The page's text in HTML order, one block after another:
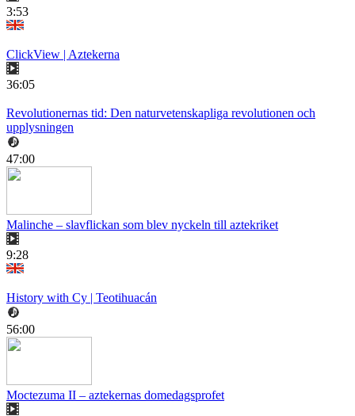
3:53
ClickView | Aztekerna
36:05
Revolutionernas tid: Den naturvetenskapliga revolutionen och
upplysningen
47:00
Malinche – slavflickan som blev nyckeln till aztekriket
9:28
History with Cy | Teotihuacán
56:00
Moctezuma II – aztekernas domedagsprofet